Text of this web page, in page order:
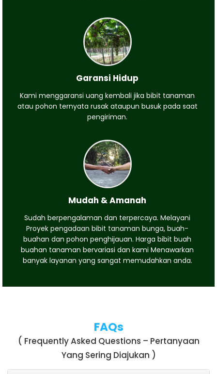
Garansi Hidup
Kami menggaransi uang kembali jika bibit tanaman
atau pohon ternyata rusak ataupun busuk pada saat
pengiriman.
Mudah & Amanah
Sudah berpengalaman dan terpercaya. Melayani
Proyek pengadaan bibit tanaman bunga, buah-
buahan dan pohon penghijauan. Harga bibit buah
buahan tanaman bervariasi dan kami Menawarkan
banyak layanan yang sangat memudahkan anda.
FAQs
( Frequently Asked Questions – Pertanyaan
Yang Sering Diajukan )